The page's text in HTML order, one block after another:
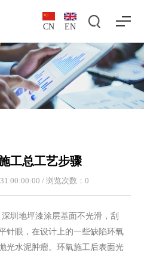
CN EN
工总工艺步骤
00:00:00 / 浏览次数： 0
圳地坪漆涂层基面不光滑，刮
针眼，在设计上的一些缺陷环氧
光水泥肿瘤。环氧施工后表面光